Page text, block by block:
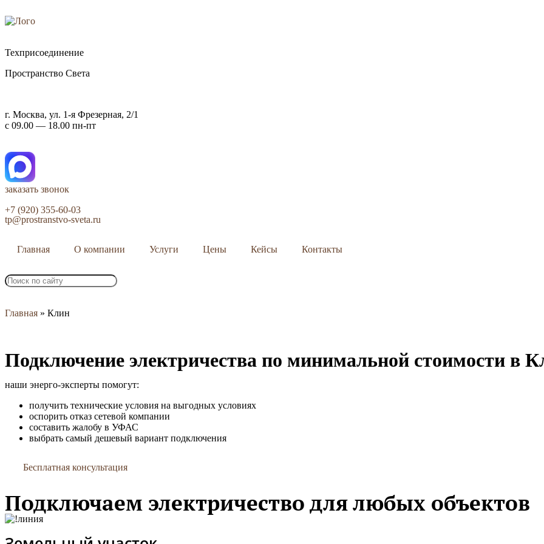
Техприсоединение
Пространство Света
г. Москва, ул. 1-я Фрезерная, 2/1
с 09.00 — 18.00 пн-пт
заказать звонок
+7 (920) 355-60-03
tp@prostranstvo-sveta.ru
Главная О компании Услуги Цены Кейсы Контакты
Главная » Клин
Подключение электричества по минимальной стоимости в
наши энерго-эксперты помогут:
получить технические условия на выгодных условиях
оспорить отказ сетевой компании
составить жалобу в УФАС
выбрать самый дешевый вариант подключения
Бесплатная консультация
Подключаем электричество для любых объектов